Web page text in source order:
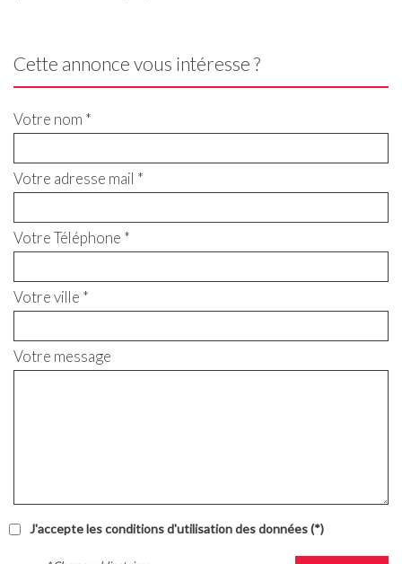
Cette annonce vous intéresse ?
Votre nom *
Votre adresse mail *
Votre Téléphone *
Votre ville *
Votre message
J'accepte les conditions d'utilisation des données (*)